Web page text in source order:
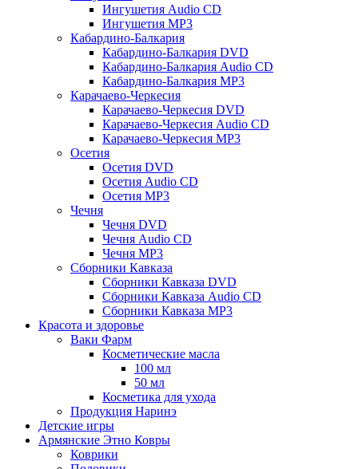
Ингушетия Audio CD
Ингушетия MP3
Кабардино-Балкария
Кабардино-Балкария DVD
Кабардино-Балкария Audio CD
Кабардино-Балкария MP3
Карачаево-Черкесия
Карачаево-Черкесия DVD
Карачаево-Черкесия Audio CD
Карачаево-Черкесия MP3
Осетия
Осетия DVD
Осетия Audio CD
Осетия MP3
Чечня
Чечня DVD
Чечня Audio CD
Чечня MP3
Сборники Кавказа
Сборники Кавказа DVD
Сборники Кавказа Audio CD
Сборники Кавказа MP3
Красота и здоровье
Ваки Фарм
Косметические масла
100 мл
50 мл
Косметика для ухода
Продукция Наринэ
Детские игры
Армянские Этно Ковры
Коврики